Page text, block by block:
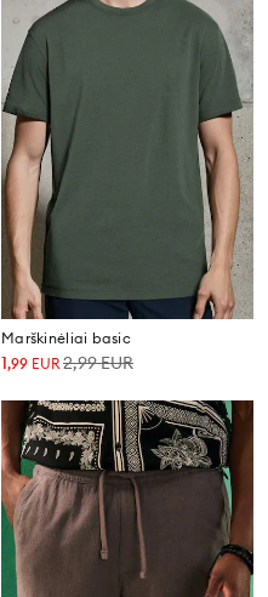
Marškinėliai basic
1,99 EUR2,99EUR